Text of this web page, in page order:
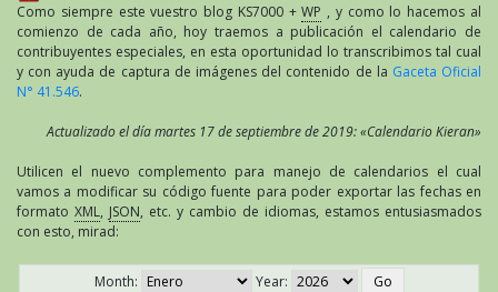
Como siempre este vuestro blog KS7000 +WP , y como lo hacemos al
comienzo de cada año, hoy traemos a publicación el calendario de
contribuyentes especiales, en esta oportunidad lo transcribimos tal cual
y con ayuda de captura de imágenes del contenido de la Gaceta Oficial
N° 41.546.
Actualizado el día martes 17 de septiembre de 2019: «Calendario Kieran»
Utilicen el nuevo complemento para manejo de calendarios el cual
vamos a modificar su código fuente para poder exportar las fechas en
formato XML, JSON, etc. y cambio de idiomas, estamos entusiasmados
con esto, mirad:
Month:
Year: